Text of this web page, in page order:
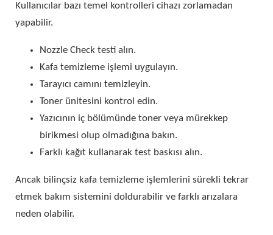
Kullanıcılar bazı temel kontrolleri cihazı zorlamadan
yapabilir.
Nozzle Check testi alın.
Kafa temizleme işlemi uygulayın.
Tarayıcı camını temizleyin.
Toner ünitesini kontrol edin.
Yazıcının iç bölümünde toner veya mürekkep
birikmesi olup olmadığına bakın.
Farklı kağıt kullanarak test baskısı alın.
Ancak bilinçsiz kafa temizleme işlemlerini sürekli tekrar
etmek bakım sistemini doldurabilir ve farklı arızalara
neden olabilir.